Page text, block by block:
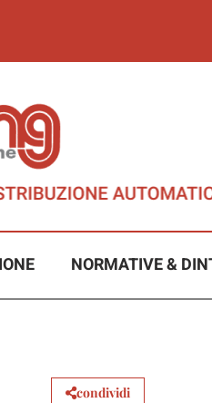
NORMATIVE &
condividi